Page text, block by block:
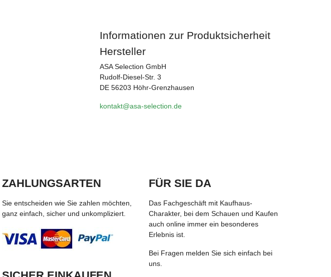
Informationen zur Produktsicherheit
Hersteller
ASA Selection GmbH
Rudolf-Diesel-Str. 3
DE 56203 Höhr-Grenzhausen
kontakt@asa-selection.de
ZAHLUNGSARTEN
Sie entscheiden wie Sie zahlen möchten,
ganz einfach, sicher und unkompliziert.
FÜR SIE DA
Das Fachgeschäft mit Kaufhaus-
Charakter, bei dem Schauen und Kaufen
auch online immer ein besonderes
Erlebnis ist.
Bei Fragen melden Sie sich einfach bei
uns.